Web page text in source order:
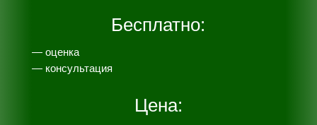
Бесплатно:
— оценка
— консультация
Цена: